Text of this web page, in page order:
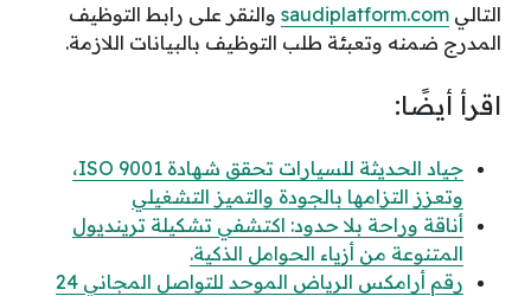
التالي saudiplatform.com والنقر على رابط التوظيف
المدرج ضمنه وتعبئة طلب التوظيف بالبيانات اللازمة.
اقرأ أيضًا:
جياد الحديثة للسيارات تحقق شهادة ISO 9001،
وتعزز التزامها بالجودة والتميز التشغيلي
أناقة وراحة بلا حدود: اكتشفي تشكيلة ترينديول
المتنوعة من أزياء الحوامل الذكية.
رقم أرامكس الرياض الموحد للتواصل المجاني 24